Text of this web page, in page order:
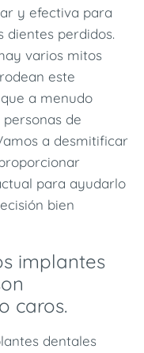
y efectiva para
dientes perdidos.
varios mitos
este
a menudo
de
a desmitificar
para ayudarlo
bien
implantes
caros.
dentales